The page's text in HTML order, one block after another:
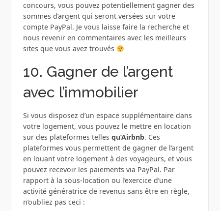
concours, vous pouvez potentiellement gagner des
sommes d’argent qui seront versées sur votre
compte PayPal. Je vous laisse faire la recherche et
nous revenir en commentaires avec les meilleurs
sites que vous avez trouvés
10. Gagner de l’argent
avec l’immobilier
Si vous disposez d’un espace supplémentaire dans
votre logement, vous pouvez le mettre en location
sur des plateformes telles qu’Airbnb. Ces
plateformes vous permettent de gagner de l’argent
en louant votre logement à des voyageurs, et vous
pouvez recevoir les paiements via PayPal. Par
rapport à la sous-location ou l’exercice d’une
activité génératrice de revenus sans être en règle,
n’oubliez pas ceci :